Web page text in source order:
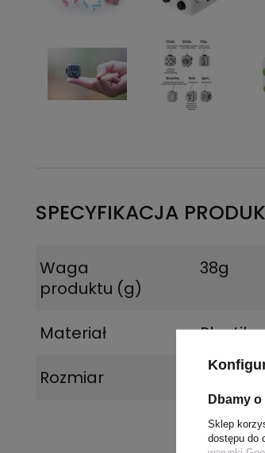
SPECYFIKACJA
Waga
produktu (g)
38g
Materiał
Plastik
Rozmiar
3,3 x
Dbamy
Sklep
dostępu do